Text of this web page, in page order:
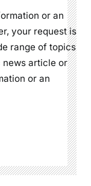
or an
your request is
range of topics
news article or
or an